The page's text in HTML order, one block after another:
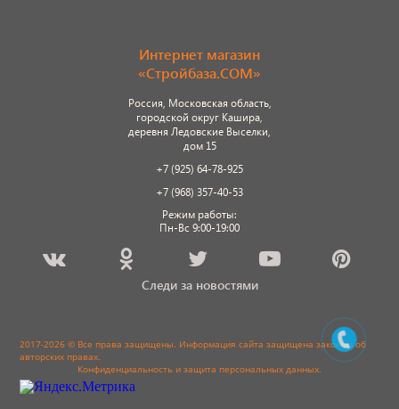
Интернет магазин
«Стройбаза.COM»
Россия, Московская область,
городской округ Кашира,
деревня Ледовские Выселки,
дом 15
+7 (925) 64-78-925
+7 (968) 357-40-53
Режим работы:
Пн-Вс 9:00-19:00
Следи за новостями
2017-2026 © Все права защищены. Информация сайта защищена законом об
авторских правах.
Конфиденциальность и защита персональных данных.